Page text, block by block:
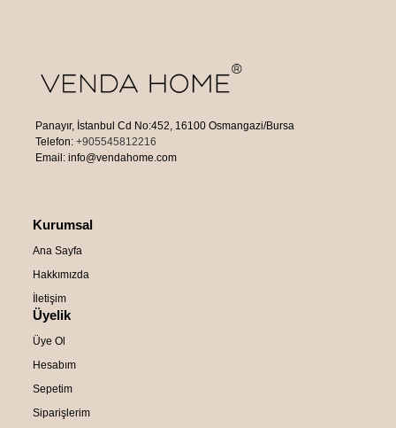
Panayır, İstanbul Cd No:452, 16100 Osmangazi/Bursa
Telefon: +905545812216
Email: info@vendahome.com
Kurumsal
Ana Sayfa
Hakkımızda
İletişim
Üyelik
Üye Ol
Hesabım
Sepetim
Siparişlerim